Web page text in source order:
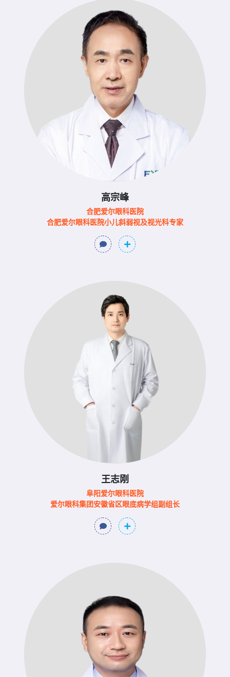
高宗峰
合肥爱尔眼科医院
合肥爱尔眼科医院小儿斜弱视及视光科专家
王志刚
阜阳爱尔眼科医院
爱尔眼科集团安徽省区眼底病学组副组长